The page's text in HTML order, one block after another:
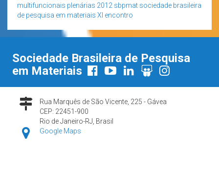
multifuncionais plenárias 2012 sbpmat sociedade brasileira
de pesquisa em materiais XI encontro
Sociedade Brasileira de Pesquisa
em Materiais
Rua Marquês de São Vicente, 225 - Gávea
CEP: 22451-900
Rio de Janeiro-RJ, Brasil
Google Maps